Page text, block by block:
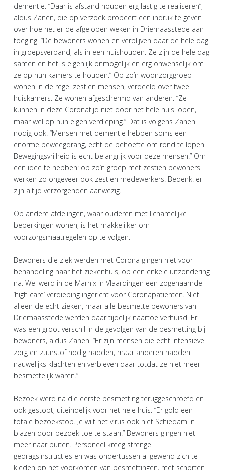
dementie. “Daar is afstand houden erg lastig te realiseren”,
aldus Zanen, die op verzoek probeert een indruk te geven
over hoe het er de afgelopen weken in Driemaasstede aan
toeging. “De bewoners wonen en verblijven daar de hele dag
in groepsverband, als in een huishouden. Ze zijn de hele dag
samen en het is eigenlijk onmogelijk en erg onwenselijk om
ze op hun kamers te houden.” Op zo’n woonzorggroep
wonen in de regel zestien mensen, verdeeld over twee
huiskamers. Ze wonen afgeschermd van anderen. “Ze
kunnen in deze Coronatijd niet door het hele huis lopen,
maar wel op hun eigen verdieping.” Dat is volgens Zanen
nodig ook. “Mensen met dementie hebben soms een
enorme beweegdrang, echt de behoefte om rond te lopen.
Bewegingsvrijheid is echt belangrijk voor deze mensen.” Om
een idee te hebben: op zo’n groep met zestien bewoners
werken zo ongeveer ook zestien medewerkers. Bedenk: er
zijn altijd verzorgenden aanwezig.
Op andere afdelingen, waar ouderen met lichamelijke
beperkingen wonen, is het makkelijker om
voorzorgsmaatregelen op te volgen.
Bewoners die ziek werden met Corona gingen niet voor
behandeling naar het ziekenhuis, op een enkele uitzondering
na. Wel werd in de Marnix in Vlaardingen een zogenaamde
‘high care’ verdieping ingericht voor Coronapatiënten. Niet
alleen de echt zieken, maar alle besmette bewoners van
Driemaasstede werden daar tijdelijk naartoe verhuisd. Er
was een groot verschil in de gevolgen van de besmetting bij
bewoners, aldus Zanen. “Er zijn mensen die echt intensieve
zorg en zuurstof nodig hadden, maar anderen hadden
nauwelijks klachten en verbleven daar totdat ze niet meer
besmettelijk waren.”
Bezoek werd na die eerste besmetting teruggeschroefd en
ook gestopt, uiteindelijk voor het hele huis. “Er gold een
totale bezoekstop. Je wilt het virus ook niet Schiedam in
blazen door bezoek toe te staan.” Bewoners gingen niet
meer naar buiten. Personeel kreeg strenge
gedragsinstructies en was ondertussen al gewend zich te
kleden op het voorkomen van besmettingen, met schorten